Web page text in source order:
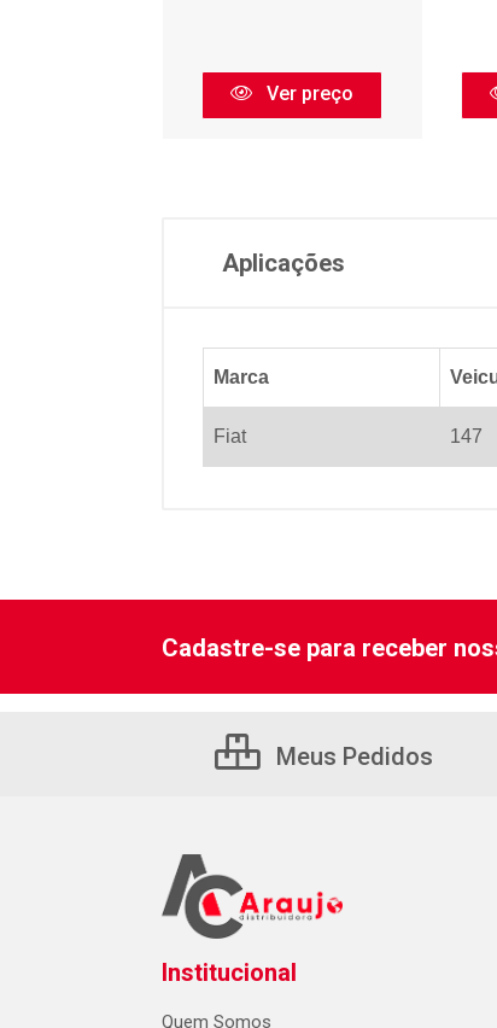
Ver preço
Aplicações
Marca
Fiat 147
Cadastre-se para receber
Meus Pedidos
Institucional
Quem Somos